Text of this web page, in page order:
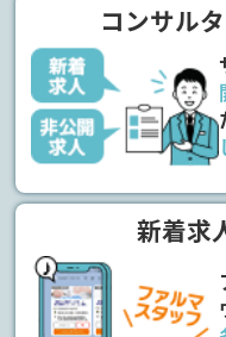
コンサル
新着求